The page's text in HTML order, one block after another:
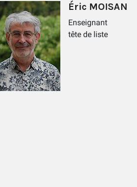
Éric MOISAN
Enseignant
tête de liste